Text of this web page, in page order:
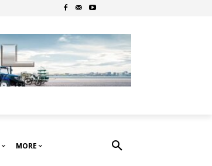
MORE